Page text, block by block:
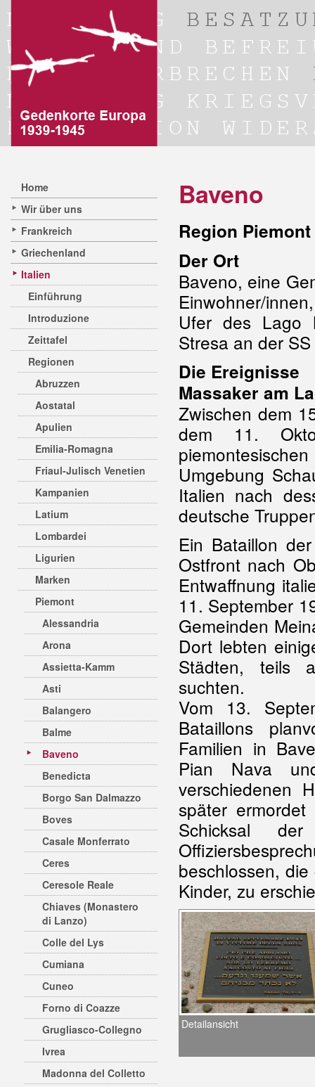
Home
Wir über uns
Frankreich
Griechenland
Italien
Einführung
Introduzione
Zeittafel
Regionen
Abruzzen
Aostatal
Apulien
Emilia-Romagna
Friaul-Julisch Venetien
Kampanien
Latium
Lombardei
Ligurien
Marken
Piemont
Alessandria
Arona
Assietta-Kamm
Asti
Balangero
Balme
Baveno
Benedicta
Borgo San Dalmazzo
Boves
Casale Monferrato
Ceres
Ceresole Reale
Chiaves (Monastero
di Lanzo)
Colle del Lys
Cumiana
Cuneo
Forno di Coazze
Grugliasco-Collegno
Ivrea
Madonna del Colletto
Baveno
Region
Der Ort
Baveno, eine
Einwohner/
Ufer des Lago
Stresa an der
Die Ereignisse
Massaker am
Zwischen dem
dem 11.
Umgebung
Italien nach
deutsche
Ein Bataillon
Ostfront nach
Entwaffnung
11. September
Gemeinden
Dort lebten
Städten, teils
suchten.
Vom 13.
Bataillons
Familien in
Pian Nava
verschiedenen
später
Schicksal
beschlossen,
Kinder, zu
Detailansicht